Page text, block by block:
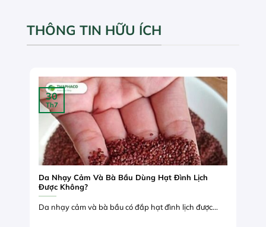
THÔNG TIN HỮU ÍCH
Da Nhạy Cảm Và Bà Bầu Dùng Hạt Đình Lịch
Được Không?
Da nhạy cảm và bà bầu có đắp hạt đình lịch được...
30
Th7